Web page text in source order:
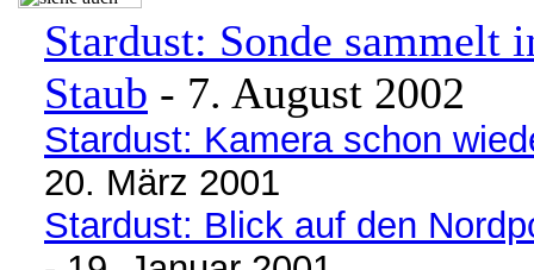
Stardust: Sonde sammelt
Staub - 7. August 2002
Stardust: Kamera schon
20. März 2001
Stardust: Blick auf den